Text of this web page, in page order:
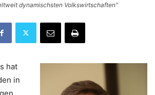
dynamischsten Volkswirtschaften"
hat
in